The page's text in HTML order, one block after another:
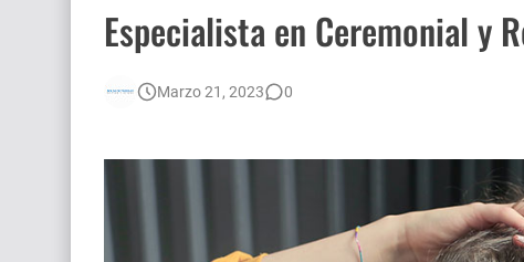
[EXPIRADO] Productor BTL | Feedback Group |
🌎 Video Editor Ads - Naked & Thriving (Remoto)
Búsqueda: Diseñador/a Gráfico Freelance - Cornelia
EXPIRADO: Creative Director en BLOODY (Madrid,
Especialista en Ceremonial y
Marzo 21, 2023 0